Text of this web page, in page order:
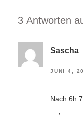
3 Antworten
Sascha
JUNI 4,
Nach 6h